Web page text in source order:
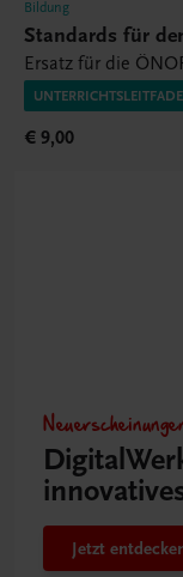
Bildung
Standards für
Ersatz für die
€ 9,00
Jetzt